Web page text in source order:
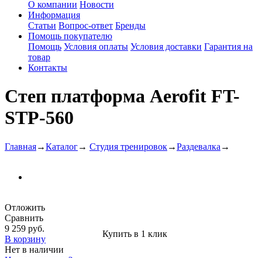
О компании Новости
Информация
Статьи Вопрос-ответ Бренды
Помощь покупателю
Помощь Условия оплаты Условия доставки Гарантия на
товар
Контакты
Степ платформа Aerofit FT-
STP-560
Главная→Каталог→ Студия тренировок→Раздевалка →
Отложить
Сравнить
9 259 руб.
В корзину
Купить в 1 клик
Нет в наличии